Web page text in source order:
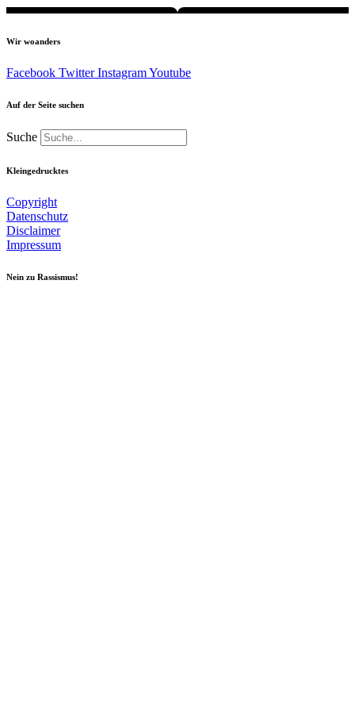
Wir woanders
Facebook Twitter InstagramYoutube
Auf der Seite suchen
Suche
Kleingedrucktes
Copyright
Datenschutz
Disclaimer
Impressum
Nein zu Rassismus!